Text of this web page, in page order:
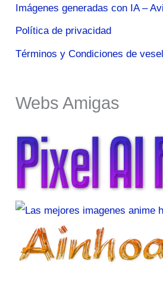
Imágenes generadas con IA –
Política de privacidad
Términos y Condiciones de
Webs Amigas